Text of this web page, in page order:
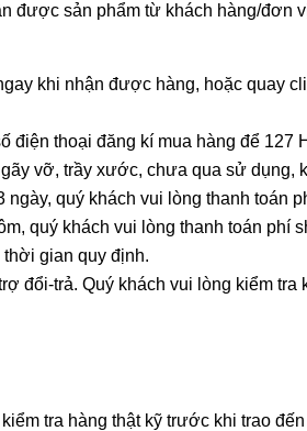
được sản phẩm từ khách hàng/đơn
khi nhận được hàng, hoặc quay
điện thoại đăng kí mua hàng để 127
vỡ, trầy xước, chưa qua sử dụng,
quý khách vui lòng thanh toán
quý khách vui lòng thanh toán phí
gian quy định.
đổi-trả. Quý khách vui lòng kiểm tra
tra hàng thật kỹ trước khi trao